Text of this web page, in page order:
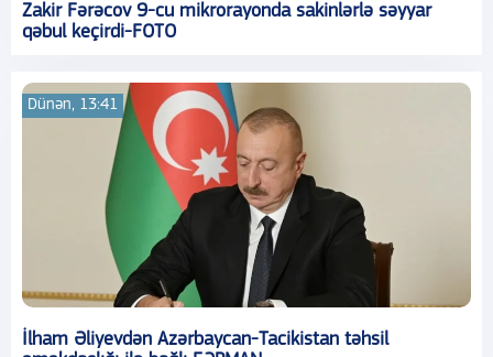
Zakir Fərəcov 9-cu mikrorayonda sakinlərlə səyyar
qəbul keçirdi-FOTO
Dünən, 13:41
İlham Əliyevdən Azərbaycan-Tacikistan təhsil